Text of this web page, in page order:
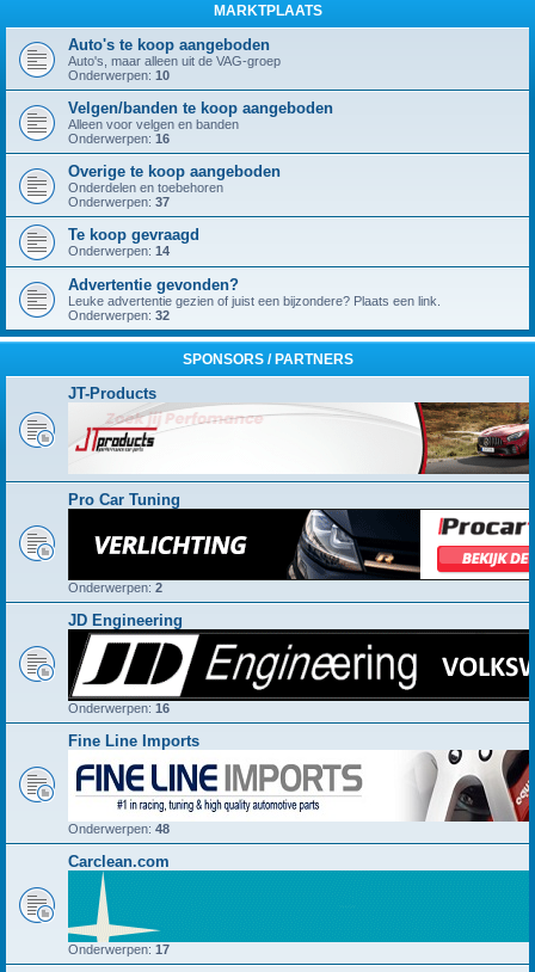
MARKTPLAATS
Auto's te koop aangeboden
Auto's, maar alleen uit de VAG-groep
Onderwerpen: 10
Velgen/banden te koop aangeboden
Alleen voor velgen en banden
Onderwerpen: 16
Overige te koop aangeboden
Onderdelen en toebehoren
Onderwerpen: 37
Te koop gevraagd
Onderwerpen: 14
Advertentie gevonden?
Leuke advertentie gezien of juist een bijzondere? Plaats een link.
Onderwerpen: 32
SPONSORS / PARTNERS
JT-Products
Pro Car Tuning
Onderwerpen: 2
JD Engineering
Onderwerpen: 16
Fine Line Imports
Onderwerpen: 48
Carclean.com
Onderwerpen: 17